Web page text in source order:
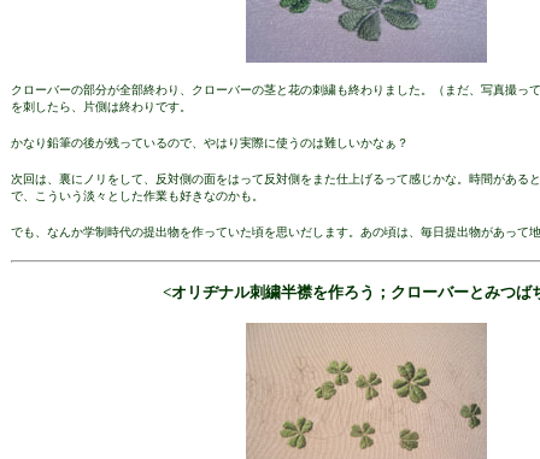
クローバーの部分が全部終わり、クローバーの茎と花の刺繍も終わりました。（まだ、写真撮っ
を刺したら、片側は終わりです。
かなり鉛筆の後が残っているので、やはり実際に使うのは難しいかなぁ？
次回は、裏にノリをして、反対側の面をはって反対側をまた仕上げるって感じかな。時間がある
で、こういう淡々とした作業も好きなのかも。
でも、なんか学制時代の提出物を作っていた頃を思いだします。あの頃は、毎日提出物があって
<オリヂナル刺繍半襟を作ろう；クローバーとみつば